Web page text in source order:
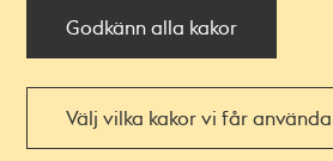
Godkänn alla kakor
Välj vilka kakor vi får använda